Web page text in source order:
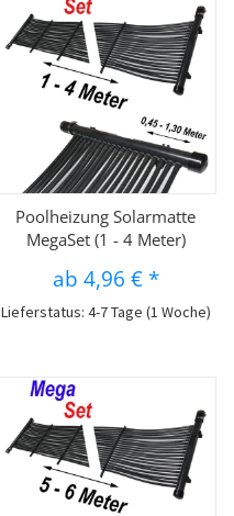
Poolheizung Solarmatte
MegaSet (1 - 4 Meter)
ab 4,96 € *
Lieferstatus: 4-7 Tage (1 Woche)